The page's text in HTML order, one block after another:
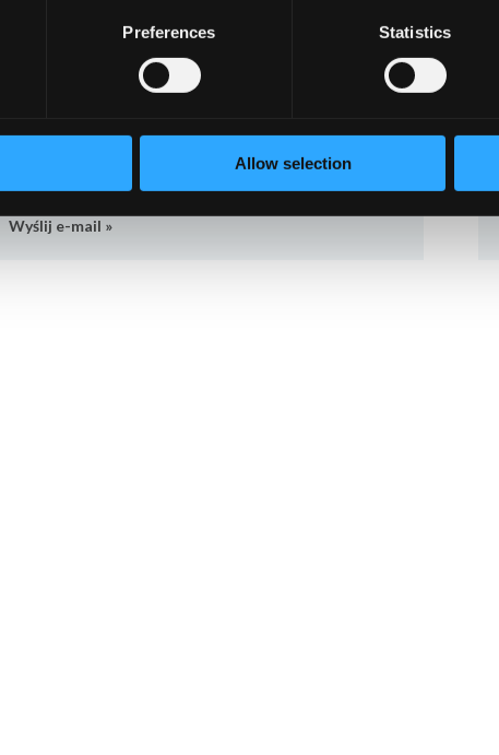
Preferences Statistics
Allow selection
Wyślij e-mail »